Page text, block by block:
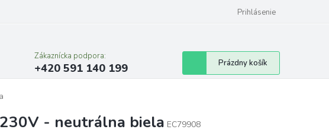
Prihlásenie
Zákaznícka podpora:
+420 591 140 199
Nákupný
košík
Prázdny košík
- neutrálna biela EC79908